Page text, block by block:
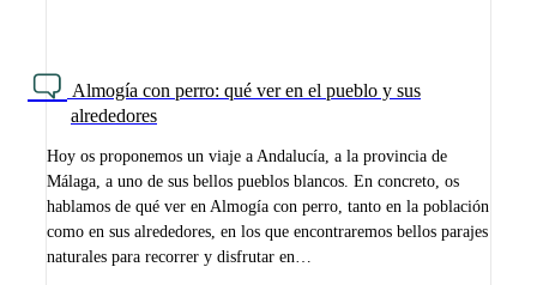
Almogía con perro: qué ver en el pueblo y sus
alrededores
Hoy os proponemos un viaje a Andalucía, a la provincia de
Málaga, a uno de sus bellos pueblos blancos. En concreto, os
hablamos de qué ver en Almogía con perro, tanto en la población
como en sus alrededores, en los que encontraremos bellos parajes
naturales para recorrer y disfrutar en…